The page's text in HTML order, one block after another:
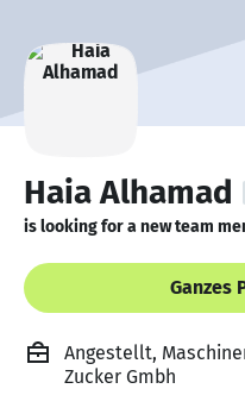
Haia Alhamad
is looking for a new team
Ganzes
Angestellt,
Zucker Gmbh